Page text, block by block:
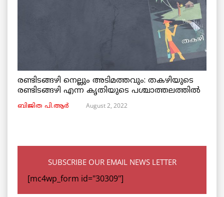
രണ്ടിടങ്ങഴി നെല്ലും അടിമത്തവും: തകഴിയുടെ
രണ്ടിടങ്ങഴി എന്ന കൃതിയുടെ പശ്ചാത്തലത്തിൽ
ബിജിത പി.ആർ August 2, 2022
SUBSCRIBE OUR EMAIL NEWS LETTER
[mc4wp_form id="30309"]